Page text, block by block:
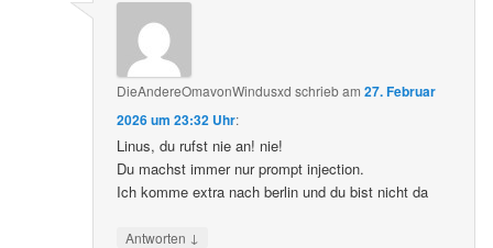
DieAndereOmavonWindusxd schriebam27. Februar
2026 um 23:32 Uhr:
Linus, du rufst nie an! nie!
Du machst immer nur prompt injection.
Ich komme extra nach berlin und du bist nicht da
Antworten ↓